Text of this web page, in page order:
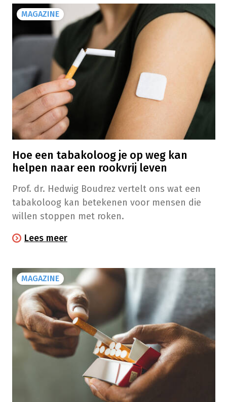
MAGAZINE
Hoe een tabakoloog je op weg kan
helpen naar een rookvrij leven
Prof. dr. Hedwig Boudrez vertelt ons wat een
tabakoloog kan betekenen voor mensen die
willen stoppen met roken.
Lees meer
MAGAZINE